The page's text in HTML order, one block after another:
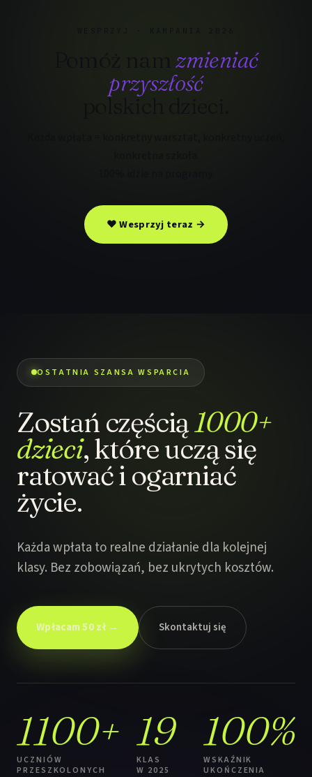
Pomóż namzmieniać
przyszłość
polskich dzieci.
❤ Wesprzyj teraz →
OSTATNIA SZANSA WSPARCIA
Zostań częścią1000+
dzieci, które uczą się
ratować i ogarniać
życie.
Każda wpłata to realne działanie dla kolejnej
klasy. Bez zobowiązań, bez ukrytych kosztów.
Wpłacam 50 zł → Skontaktuj się
1100+
UCZNIÓW
PRZESZKOLONYCH
19
KLAS
W 2025
100%
WSKAŹNIK
UKOŃCZENIA